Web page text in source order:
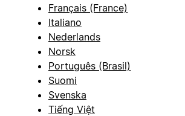
Français (France)
Italiano
Nederlands
Norsk
Português (Brasil)
Suomi
Svenska
Tiếng Việt